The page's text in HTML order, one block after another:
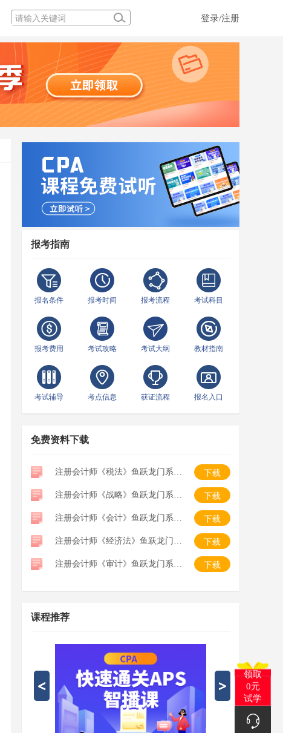
登录/注册
报考指南
报名条件 报考时间 报考流程 考试科目
报考费用 考试攻略 考试大纲 教材指南
考试辅导 考点信息 获证流程 报名入口
免费资料下载
注册会计师《税法》鱼跃龙门系列口袋书 下载
注册会计师《战略》鱼跃龙门系列口袋书 下载
注册会计师《会计》鱼跃龙门系列口袋书 下载
注册会计师《经济法》鱼跃龙门系列口袋书 下载
注册会计师《审计》鱼跃龙门系列口袋书 下载
课程推荐
领取
0元
试学